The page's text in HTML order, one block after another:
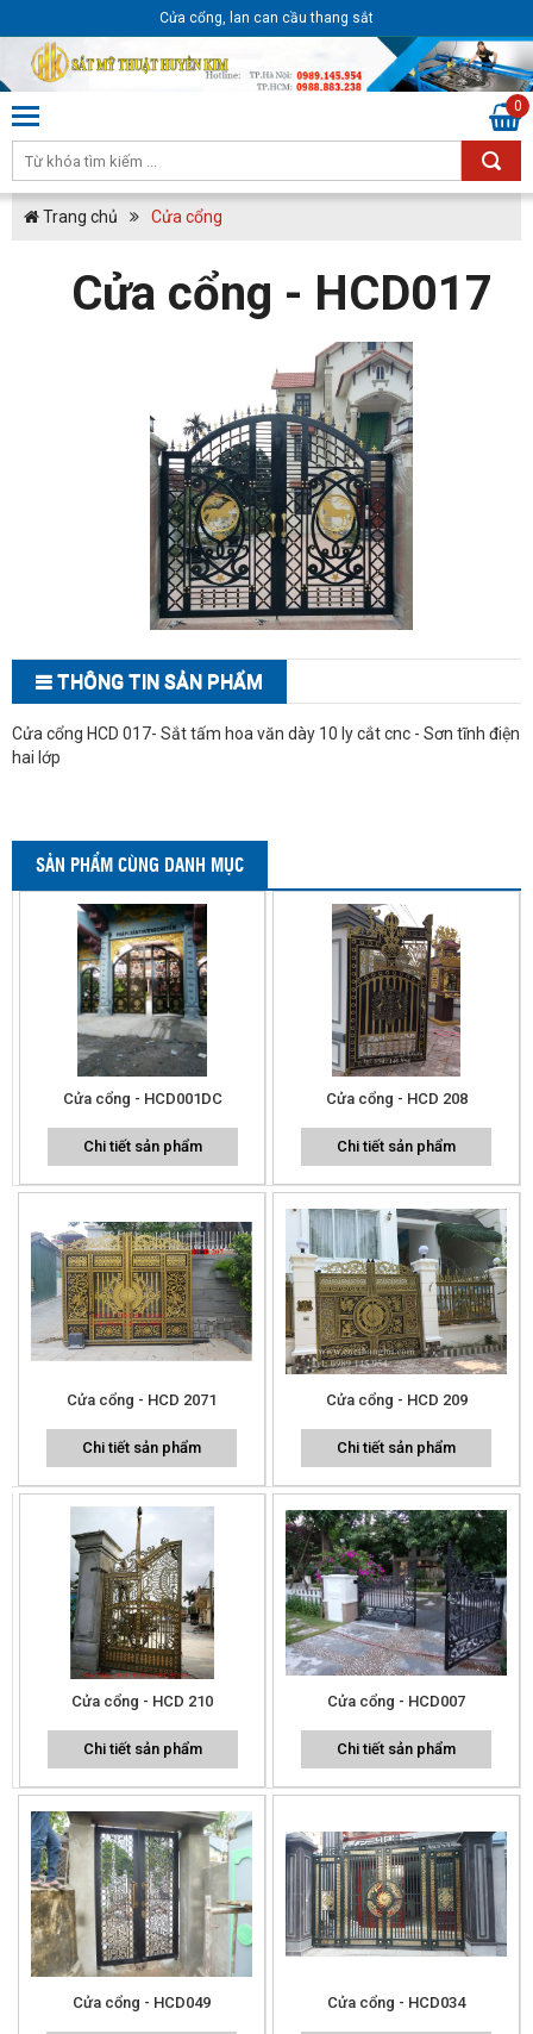
Cửa cổng, lan can cầu thang sắt
0
Trang chủ Cửa cổng
Cửa cổng - HCD017
THÔNG TIN SẢN PHẨM
Cửa cổng HCD 017- Sắt tấm hoa văn dày 10 ly cắt cnc - Sơn tĩnh điện
hai lớp
SẢN PHẨM CÙNG DANH MỤC
Cửa cổng - HCD001DC
Chi tiết sản phẩm
Cửa cổng - HCD 208
Chi tiết sản phẩm
Cửa cổng - HCD 2071
Chi tiết sản phẩm
Cửa cổng - HCD 209
Chi tiết sản phẩm
Cửa cổng - HCD 210
Chi tiết sản phẩm
Cửa cổng - HCD007
Chi tiết sản phẩm
Cửa cổng - HCD049 Cửa cổng - HCD034